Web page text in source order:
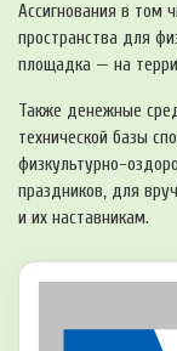
Ассигнования в том
пространства для
площадка — на
Также денежные
технической базы
физкультурно-
праздников, для
и их наставникам.